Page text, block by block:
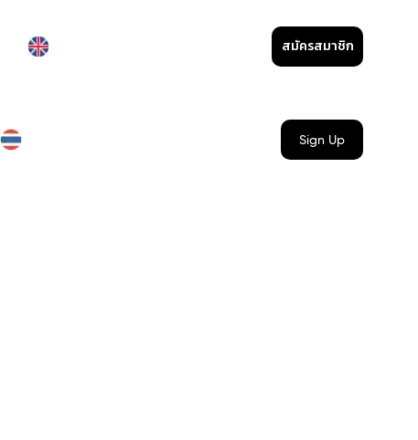
สมัครสมาชิก
Sign Up